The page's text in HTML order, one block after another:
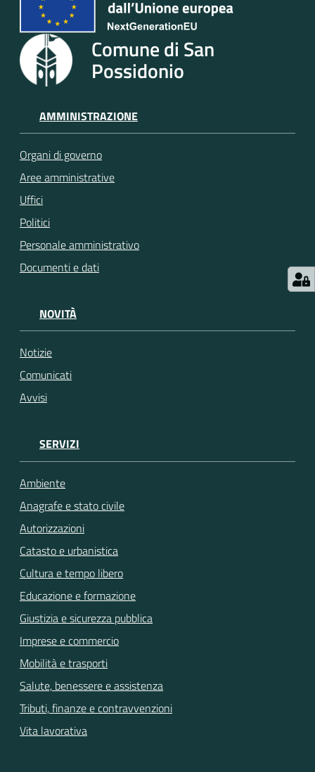
Sportello
telematico
SUE
Tutti
argomenti...
Seguici
su
Comune di San
Possidonio
AMMINISTRAZIONE
Organi di governo
Aree amministrative
Uffici
Politici
Personale amministrativo
Documenti e dati
NOVITÀ
Notizie
Comunicati
Avvisi
SERVIZI
Ambiente
Anagrafe e stato civile
Autorizzazioni
Catasto e urbanistica
Cultura e tempo libero
Educazione e formazione
Giustizia e sicurezza pubblica
Imprese e commercio
Mobilità e trasporti
Salute, benessere e assistenza
Tributi, finanze e contravvenzioni
Vita lavorativa